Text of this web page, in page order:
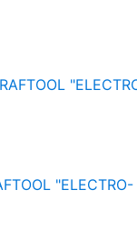
"ELECTRO-